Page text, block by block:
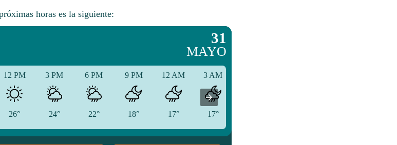
horas es la siguiente:
31
MAYO
12 PM
26°
3 PM
24°
6 PM
22°
9 PM
18°
12 AM
17°
3 AM
17°